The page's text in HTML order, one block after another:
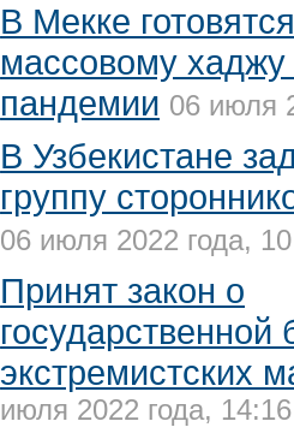
В Мекке
массовому хаджу
пандемии 06 июля
В Узбекистане
группу
06 июля 2022 года,
Принят закон о
государственной
экстремистских
июля 2022 года, 14:16